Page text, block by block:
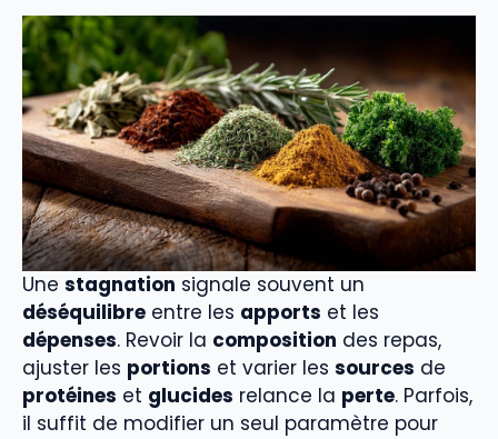
Une stagnation signale souvent un
déséquilibre entre les apports et les
dépenses. Revoir la composition des repas,
ajuster les portions et varier les sources de
protéines et glucides relance la perte. Parfois,
il suffit de modifier un seul paramètre pour